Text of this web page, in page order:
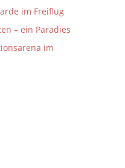
im Freiflug
– ein Paradies
im